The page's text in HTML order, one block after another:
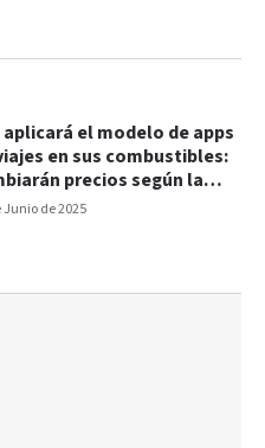
Junio de 2025
aplicará el modelo de apps
en sus combustibles:
precios según la